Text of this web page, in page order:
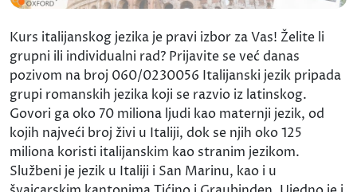
Kurs italijanskog jezika je pravi izbor za Vas! Želite li
grupni ili individualni rad? Prijavite se već danas
pozivom na broj 060/0230056 Italijanski jezik pripada
grupi romanskih jezika koji se razvio iz latinskog.
Govori ga oko 70 miliona ljudi kao maternji jezik, od
kojih najveći broj živi u Italiji, dok se njih oko 125
miliona koristi italijanskim kao stranim jezikom.
Službeni je jezik u Italiji i San Marinu, kao i u